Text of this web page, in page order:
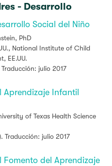
- Desarrollo
Social del Niño
PhD
, National Institute of Child
EE.UU.
julio 2017
Aprendizaje Infantil
of Texas Health Science
Traducción: julio 2017
Fomento del Aprendizaje